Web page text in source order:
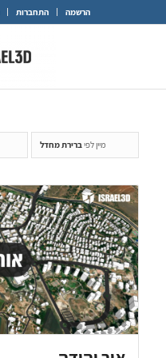
הרשמה התחברות
מיין לפיברירת מחדל